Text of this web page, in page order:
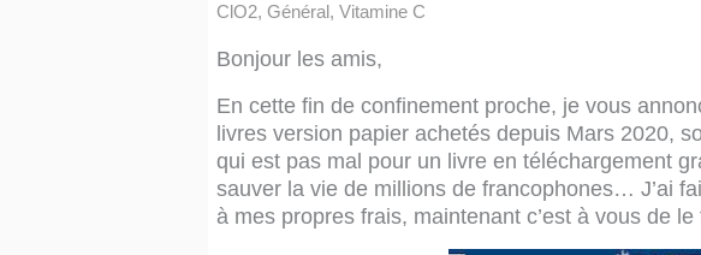
ClO2,Général,Vitamine C
Bonjour les amis,
En cette fin de confinement proche, je vous
livres version papier achetés depuis Mars 2020,
qui est pas mal pour un livre en téléchargement
sauver la vie de millions de francophones… J’ai
à mes propres frais, maintenant c’est à vous de